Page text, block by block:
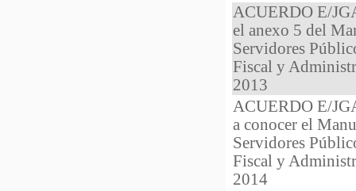
ACUERDO E/
el anexo 5 del
Servidores
Fiscal y
2013
ACUERDO E/
a conocer el
Servidores
Fiscal y
2014